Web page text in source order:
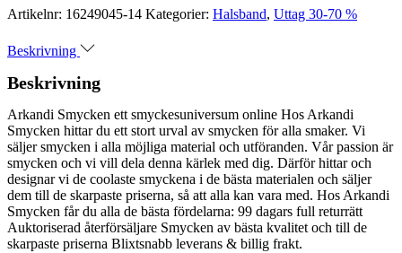
Artikelnr: 16249045-14 Kategorier: Halsband, Uttag 30-70 %
Beskrivning
Beskrivning
Arkandi Smycken ett smyckesuniversum online Hos Arkandi
Smycken hittar du ett stort urval av smycken för alla smaker. Vi
säljer smycken i alla möjliga material och utföranden. Vår passion är
smycken och vi vill dela denna kärlek med dig. Därför hittar och
designar vi de coolaste smyckena i de bästa materialen och säljer
dem till de skarpaste priserna, så att alla kan vara med. Hos Arkandi
Smycken får du alla de bästa fördelarna: 99 dagars full returrätt
Auktoriserad återförsäljare Smycken av bästa kvalitet och till de
skarpaste priserna Blixtsnabb leverans & billig frakt.